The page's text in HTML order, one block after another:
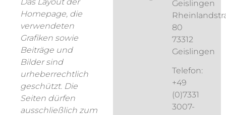
Homepage, die
verwendeten
Grafiken sowie
Beiträge und
Bilder sind
urheberrechtlich
geschützt. Die
Seiten dürfen
ausschließlich zum
Geislingen
80
73312
Geislingen
Telefon:
+49
(0)7331
3007-